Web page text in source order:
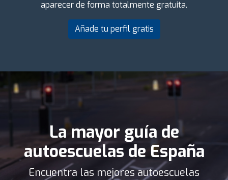
aparecer de forma totalmente gratuita.
Añade tu perfil gratis
La mayor guía de
autoescuelas de España
Encuentra las mejores autoescuelas